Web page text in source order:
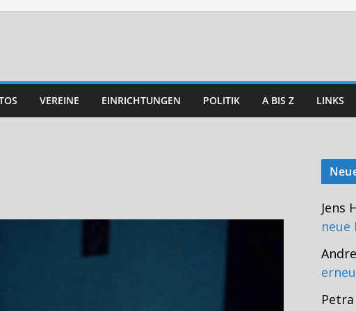
VEREINE EINRICHTUNGEN POLITIK A BIS Z LINKS
Jens
neue
Petra